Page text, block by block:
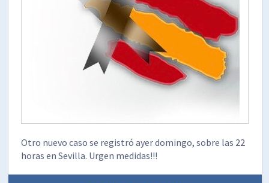
Otro nuevo caso se registró ayer domingo, sobre las 22
horas en Sevilla. Urgen medidas!!!